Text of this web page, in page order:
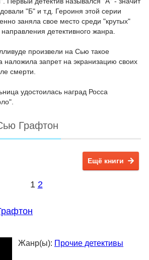
"Б" и т.д. Героиня этой серии
заняла свое место среди "крутых"
детективного жанра.
произвели на Сью такое
наложила запрет на экранизацию своих
смерти.
удостоилась наград Росса
Графтон
Ещё книги
1 2
Жанр(ы): Прочие детективы